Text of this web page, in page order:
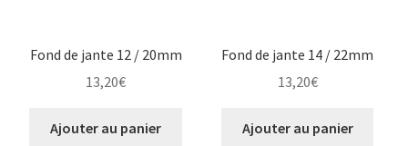
Fond de jante 12 / 20mm
13,20€
Ajouter au panier
Fond de jante 14 / 22mm
13,20€
Ajouter au panier